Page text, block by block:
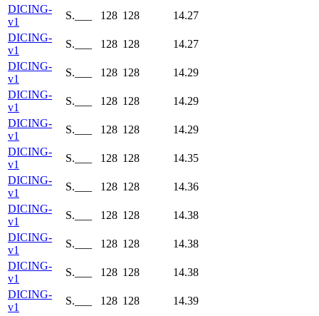
DICING-
v1
S.___ 128 128
14.27
DICING-
v1
S.___ 128 128
14.27
DICING-
v1
S.___ 128 128
14.29
DICING-
v1
S.___ 128 128
14.29
DICING-
v1
S.___ 128 128
14.29
DICING-
v1
S.___ 128 128
14.35
DICING-
v1
S.___ 128 128
14.36
DICING-
v1
S.___ 128 128
14.38
DICING-
v1
S.___ 128 128
14.38
DICING-
v1
S.___ 128 128
14.38
DICING-
v1
S.___ 128 128
14.39